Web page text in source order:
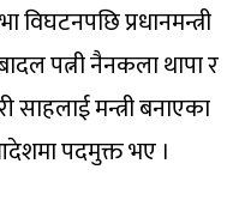
विघटनपछि प्रधानमन्त्री
पत्नी नैनकला थापा र
साहलाई मन्त्री बनाएका
पदमुक्त भए ।